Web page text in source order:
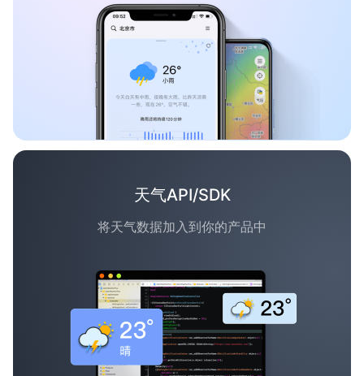
天气API/SDK
将天气数据加入到你的产品中